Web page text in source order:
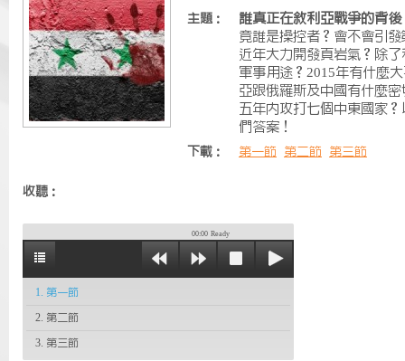
主題：
誰真正在敘利亞戰爭的背後
竟誰是操控者？會不會引
近年大力開發頁岩氣？除
軍事用途？2015年有什麼
亞跟俄羅斯及中國有什麼
五年內攻打七個中東國家
們答案！
下載： 第一節 第二節 第三節
收聽：
00:00 Ready
1. 第一節
2. 第二節
3. 第三節